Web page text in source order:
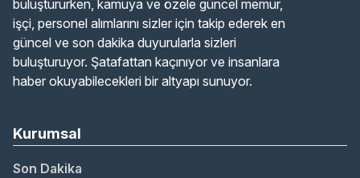
buluştururken, kamuya ve özele güncel memur,
işçi, personel alımlarını sizler için takip ederek en
güncel ve son dakika duyurularla sizleri
buluşturuyor. Şatafattan kaçınıyor ve insanlara
haber okuyabilecekleri bir altyapı sunuyor.
Kurumsal
Son Dakika